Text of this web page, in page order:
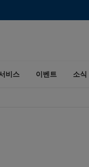
비스 이벤트 소식